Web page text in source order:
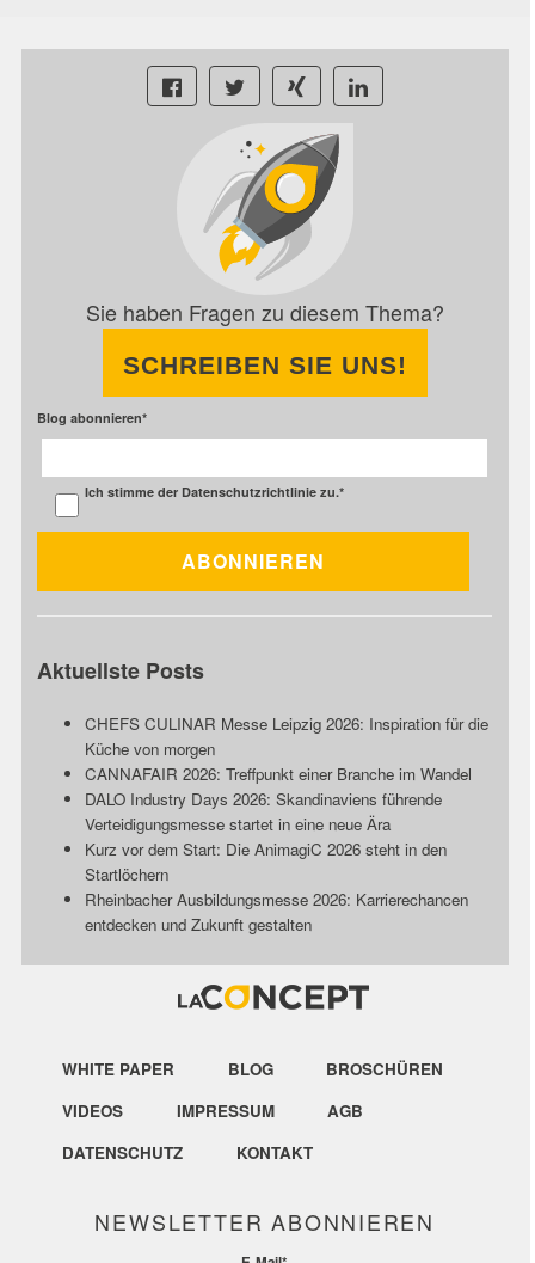
Sie haben Fragen zu diesem Thema?
SCHREIBEN SIE UNS!
Blog abonnieren*
Ich stimme der Datenschutzrichtlinie zu.*
Aktuellste Posts
CHEFS CULINAR Messe Leipzig 2026: Inspiration für die
Küche von morgen
CANNAFAIR 2026: Treffpunkt einer Branche im Wandel
DALO Industry Days 2026: Skandinaviens führende
Verteidigungsmesse startet in eine neue Ära
Kurz vor dem Start: Die AnimagiC 2026 steht in den
Startlöchern
Rheinbacher Ausbildungsmesse 2026: Karrierechancen
entdecken und Zukunft gestalten
WHITE PAPER BLOG
BROSCHÜREN
VIDEOS
IMPRESSUM
AGB
DATENSCHUTZ
KONTAKT
NEWSLETTER ABONNIEREN